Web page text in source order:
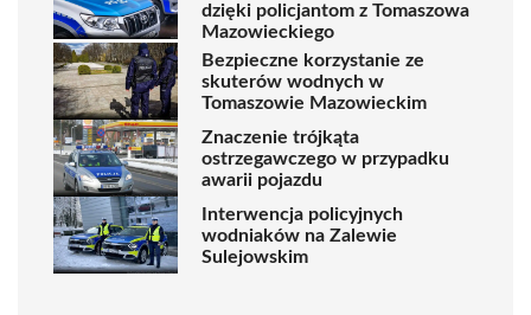
dzięki policjantom z Tomaszowa
Mazowieckiego
Bezpieczne korzystanie ze
skuterów wodnych w
Tomaszowie Mazowieckim
Znaczenie trójkąta
ostrzegawczego w przypadku
awarii pojazdu
Interwencja policyjnych
wodniaków na Zalewie
Sulejowskim